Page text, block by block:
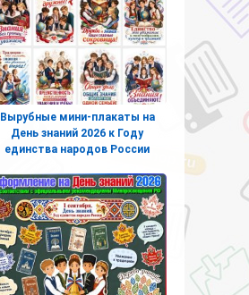
Вырубные мини-плакаты на
День знаний 2026 к Году
единства народов России